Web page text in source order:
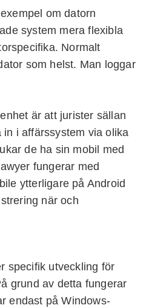
om datorn
system mera flexibla
Normalt
som helst. Man loggar
är att jurister sällan
i affärssystem via olika
de ha sin mobil med
fungerar med
ytterligare på Android
när och
specifik utveckling för
grund av detta fungerar
endast på Windows-